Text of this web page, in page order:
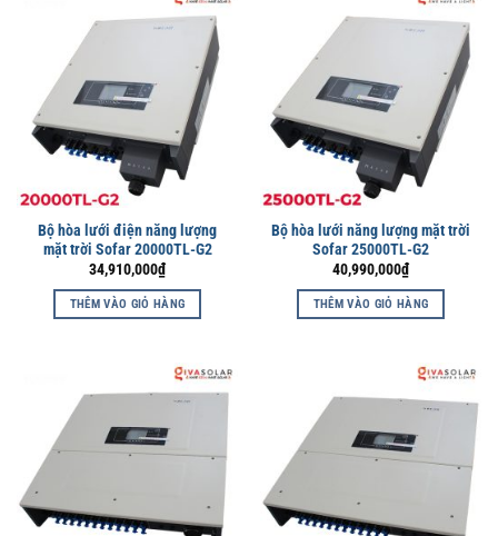
Bộ hòa lưới điện năng lượng
mặt trời Sofar 20000TL-G2
34,910,000₫
THÊM VÀO GIỎ HÀNG
Bộ hòa lưới năng lượng mặt trời
Sofar 25000TL-G2
40,990,000₫
THÊM VÀO GIỎ HÀNG